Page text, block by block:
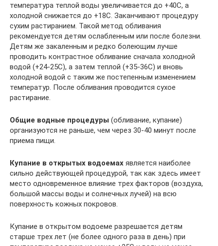
температура теплой воды увеличивается до +40С, а
холодной снижается до +18С. Заканчивают процедуру
сухим растиранием. Такой метод обливания
рекомендуется детям ослабленным или после болезни.
Детям же закаленным и редко болеющим лучше
проводить контрастное обливание сначала холодной
водой (+24-25С), а затем теплой (+35-36С) и вновь
холодной водой с таким же постепенным изменением
температур. После обливания проводится сухое
растирание.
Общие водные процедуры (обливание, купание)
организуются не раньше, чем через 30-40 минут после
приема пищи.
Купание в открытых водоемах является наиболее
сильно действующей процедурой, так как здесь имеет
место одновременное влияние трех факторов (воздуха,
большой массы воды и солнечных лучей) на всю
поверхность кожных покровов.
Купание в открытом водоеме разрешается детям
старше трех лет (не более одного раза в день) при